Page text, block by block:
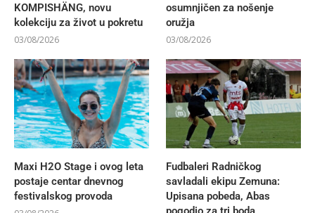
KOMPISHÄNG, novu
kolekciju za život u pokretu
03/08/2026
osumnjičen za nošenje
oružja
03/08/2026
Maxi H2O Stage i ovog leta
postaje centar dnevnog
festivalskog provoda
Fudbaleri Radničkog
savladali ekipu Zemuna:
Upisana pobeda, Abas